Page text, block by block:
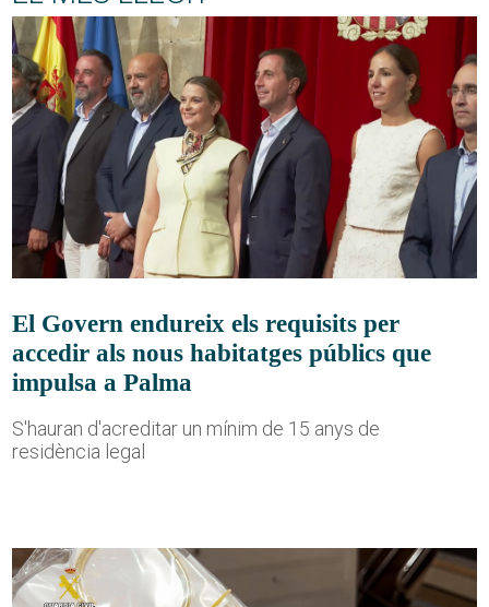
El Govern endureix els requisits per
accedir als nous habitatges públics que
impulsa a Palma
S'hauran d'acreditar un mínim de 15 anys de
residència legal